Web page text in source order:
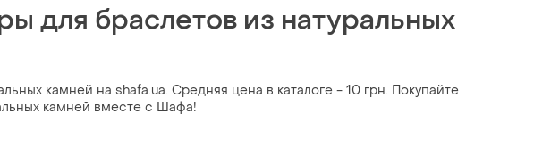
для браслетов из натуральных
камней на shafa.ua. Средняя цена в каталоге - 10 грн. Покупайте
камней вместе с Шафа!